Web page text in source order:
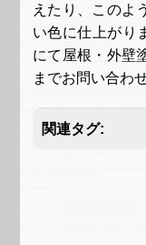
えたり、このよ
い色に仕上がり
にて屋根・外壁
までお問い合わ
関連タグ: